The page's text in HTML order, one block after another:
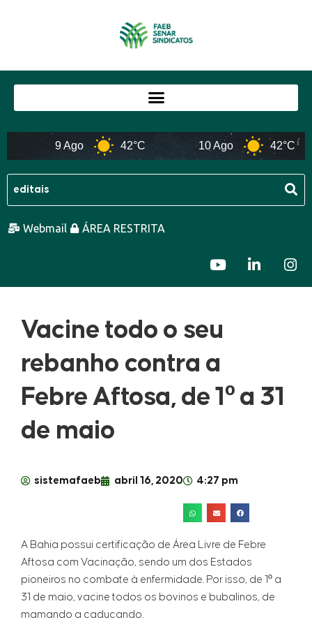
9 Ago 42°C 10 Ago 42°C
Webmail ÁREA RESTRITA
Vacine todo o seu
rebanho contra a
Febre Aftosa, de 1º a 31
de maio
sistemafaeb abril 16, 2020 4:27 pm
A Bahia possui certificação de Área Livre de Febre
Aftosa com Vacinação, sendo um dos Estados
pioneiros no combate à enfermidade. Por isso, de 1º a
31 de maio, vacine todos os bovinos e bubalinos, de
mamando a caducando.